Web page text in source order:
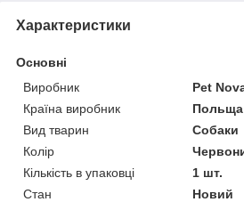
Характеристики
Основні
Виробник
Pet
Країна виробник
Польща
Вид тварин
Собаки
Колір
Кількість в упаковці
1 шт.
Стан
Новий